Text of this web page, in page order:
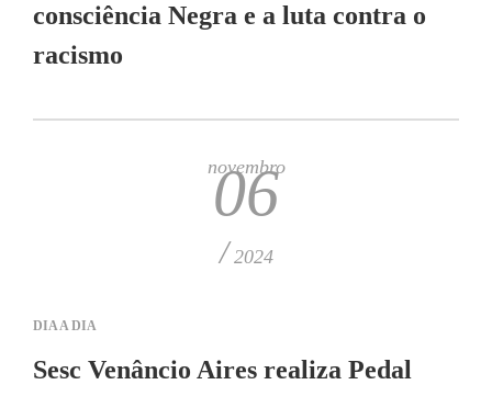
consciência Negra e a luta contra o
racismo
novembro
06
/ 2024
DIA A DIA
Sesc Venâncio Aires realiza Pedal